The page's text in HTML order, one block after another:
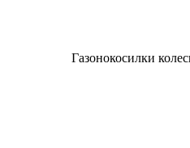
Газонокосилки